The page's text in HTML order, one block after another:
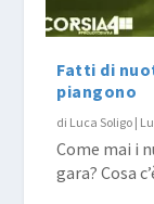
Fatti di
piangono
di Luca Soligo |
Come mai i
gara? Cosa